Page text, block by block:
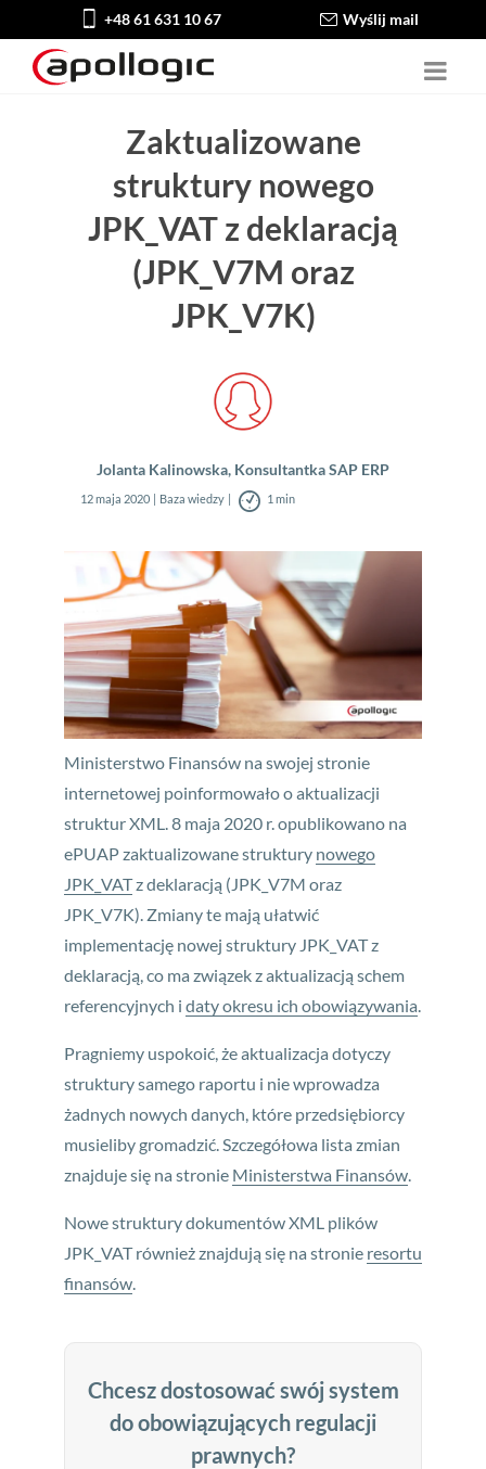
+48 61 631 10 67 Wyślij mail
Zaktualizowane
struktury nowego
JPK_VAT z deklaracją
(JPK_V7M oraz
JPK_V7K)
Jolanta Kalinowska, Konsultantka SAP ERP
12 maja 2020 Baza wiedzy 1 min
Ministerstwo Finansów na swojej stronie
internetowej poinformowało o aktualizacji
struktur XML. 8 maja 2020 r. opublikowano na
ePUAP zaktualizowane struktury nowego
JPK_VATz deklaracją (JPK_V7M oraz
JPK_V7K). Zmiany te mają ułatwić
implementację nowej struktury JPK_VAT z
deklaracją, co ma związek z aktualizacją schem
referencyjnych i daty okresu ich obowiązywania
Pragniemy uspokoić, że aktualizacja dotyczy
struktury samego raportu i nie wprowadza
żadnych nowych danych, które przedsiębiorcy
musieliby gromadzić. Szczegółowa lista zmian
znajduje się na stronie Ministerstwa Finansów
Nowe struktury dokumentów XML plików
JPK_VAT również znajdują się na stronie resortu
finansów
Chcesz dostosować swój system
do obowiązujących regulacji
prawnych?